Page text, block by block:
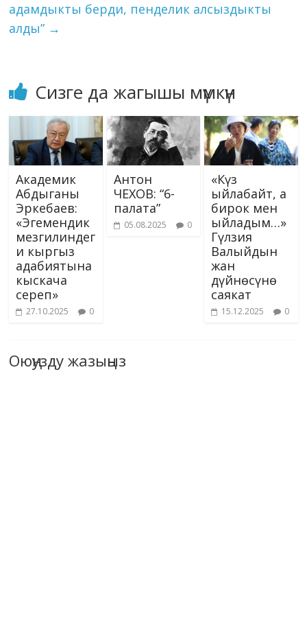
ki
адамдыкты берди, пенделик алсыздыкты
алды” →
Сизге да жагышы мүмкүн
Академик
Абдыганы
Эркебаев:
«Эгемендик
мезгилиндег
и кыргыз
адабиятына
кыскача
сереп»
27.10.2025 0
Антон
ЧЕХОВ: “6-
палата”
05.08.2025 0
«Күз
ыйлабайт, а
бирок мен
ыйладым…»
Гүлзия
Валыйдын
жан
дүйнөсүнө
саякат
15.12.2025 0
Оюңузду жазыңыз